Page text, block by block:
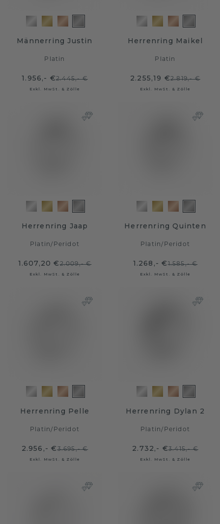
Männerring Justin
Platin
1.956,- €2.445,- €
Exkl. MwSt. & Zölle
Herrenring Maikel
Platin
2.255,19 €2.819,- €
Exkl. MwSt. & Zölle
Herrenring Jaap
Platin/ Peridot
1.607,20 €2.009,- €
Exkl. MwSt. & Zölle
Herrenring Quinten
Platin/ Peridot
1.268,- €1.585,- €
Exkl. MwSt. & Zölle
Herrenring Pelle
Platin/ Peridot
2.956,- €3.695,- €
Exkl. MwSt. & Zölle
Herrenring Dylan 2
Platin/ Peridot
2.732,- €3.415,- €
Exkl. MwSt. & Zölle